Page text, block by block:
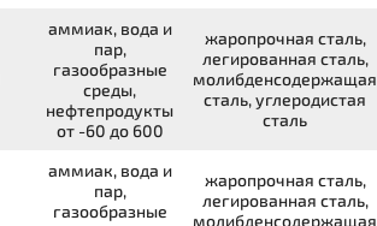
аммиак, вода и
пар,
газообразные
среды,
нефтепродукты
от -60 до 600
жаропрочная сталь,
легированная сталь,
молибденсодержащая
сталь, углеродистая
сталь
аммиак, вода и
пар,
газообразные
жаропрочная сталь,
легированная сталь,
молибденсодержащая